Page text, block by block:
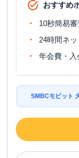
おすすめ
10秒簡易
24時間ネッ
年会費・入
SMBCモビット